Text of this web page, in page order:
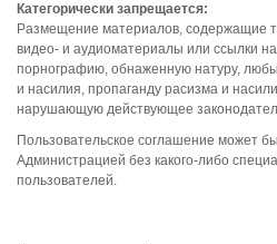
Категорически запрещается:
Размещение материалов, содержащие
видео- и аудиоматериалы или ссылки
порнографию, обнаженную натуру,
и насилия, пропаганду расизма и
нарушающую действующее
Пользовательское соглашение может
Администрацией без какого-либо
пользователей.